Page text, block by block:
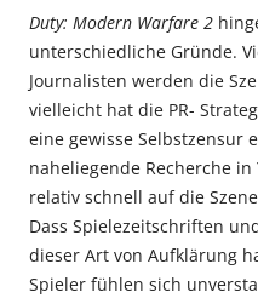
Duty: Modern Warfare 2
unterschiedliche Gründe.
Journalisten werden die
vielleicht hat die PR-
eine gewisse Selbstzensur
naheliegende Recherche
relativ schnell auf die
Dass Spielezeitschriften
dieser Art von Aufklärung
Spieler fühlen sich